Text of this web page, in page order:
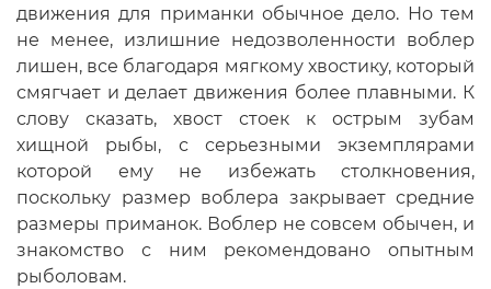
движения для приманки обычное дело. Но тем
не менее, излишние недозволенности воблер
лишен, все благодаря мягкому хвостику, который
смягчает и делает движения более плавными. К
слову сказать, хвост стоек к острым зубам
хищной рыбы, с серьезными экземплярами
которой ему не избежать столкновения,
поскольку размер воблера закрывает средние
размеры приманок. Воблер не совсем обычен, и
знакомство с ним рекомендовано опытным
рыболовам.